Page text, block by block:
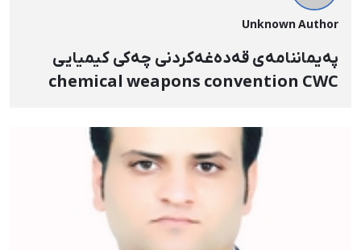
Unknown Author
پەیماننامەی قەدەغەکردنی چەکی کیمیایی
chemical weapons convention CWC